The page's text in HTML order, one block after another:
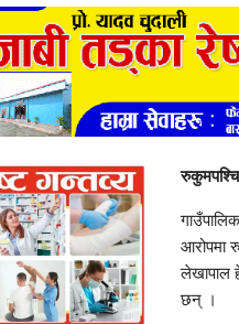
आरोपमा
लेखापाल
छन् ।